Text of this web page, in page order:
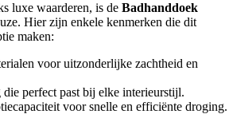
luxe waarderen, is de Badhanddoek
Hier zijn enkele kenmerken die dit
maken:
voor uitzonderlijke zachtheid en
perfect past bij elke interieurstijl.
voor snelle en efficiënte droging.